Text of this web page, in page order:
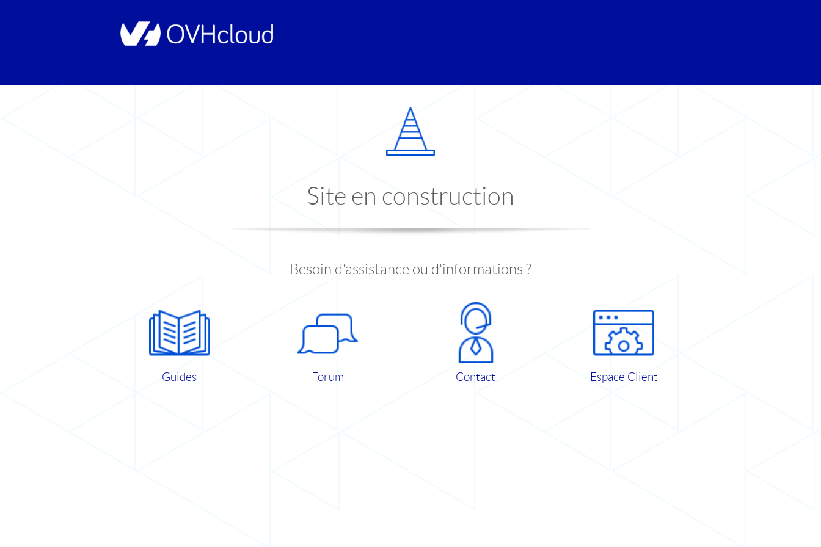
Site en construction
Besoin d'assistance ou d'informations ?
Guides Forum Contact Espace Client